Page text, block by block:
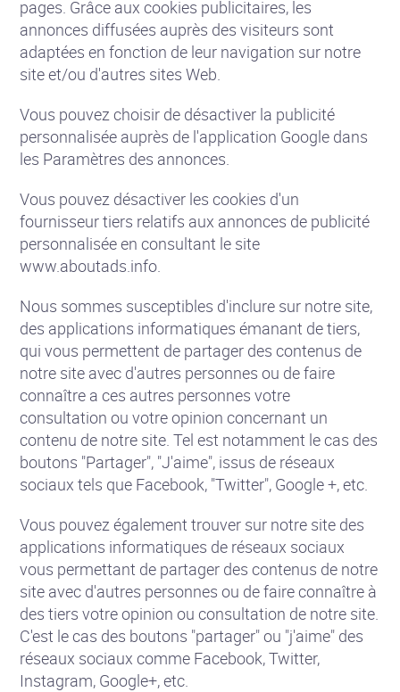
pages. Grâce aux cookies publicitaires, les
annonces diffusées auprès des visiteurs sont
adaptées en fonction de leur navigation sur notre
site et/ou d'autres sites Web.
Vous pouvez choisir de désactiver la publicité
personnalisée auprès de l'application Google dans
les Paramètres des annonces.
Vous pouvez désactiver les cookies d'un
fournisseur tiers relatifs aux annonces de publicité
personnalisée en consultant le site
www.aboutads.info.
Nous sommes susceptibles d'inclure sur notre site,
des applications informatiques émanant de tiers,
qui vous permettent de partager des contenus de
notre site avec d'autres personnes ou de faire
connaître a ces autres personnes votre
consultation ou votre opinion concernant un
contenu de notre site. Tel est notamment le cas des
boutons "Partager", "J'aime", issus de réseaux
sociaux tels que Facebook, "Twitter", Google +, etc.
Vous pouvez également trouver sur notre site des
applications informatiques de réseaux sociaux
vous permettant de partager des contenus de notre
site avec d'autres personnes ou de faire connaître à
des tiers votre opinion ou consultation de notre site.
C'est le cas des boutons "partager" ou "j'aime" des
réseaux sociaux comme Facebook, Twitter,
Instagram, Google+, etc.